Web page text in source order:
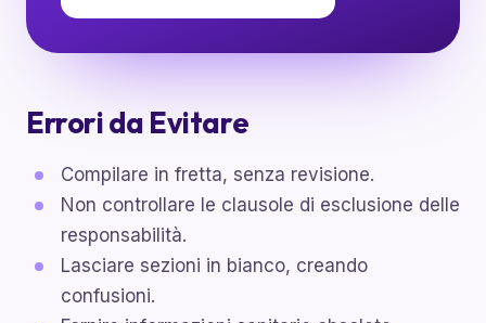
Errori da Evitare
Compilare in fretta, senza revisione.
Non controllare le clausole di esclusione delle
responsabilità.
Lasciare sezioni in bianco, creando
confusioni.